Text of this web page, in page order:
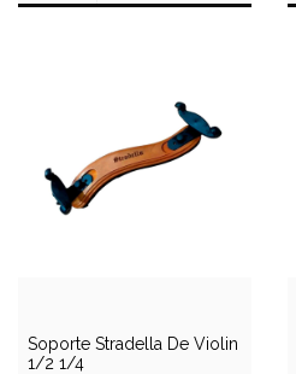
Soporte Stradella De Violin
1/2 1/4